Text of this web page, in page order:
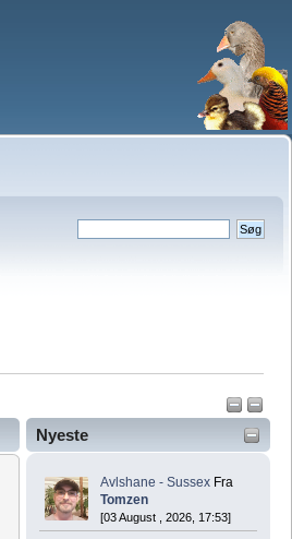
Nyeste
Avlshane - Sussex Fra
Tomzen
[03 August , 2026, 17:53]